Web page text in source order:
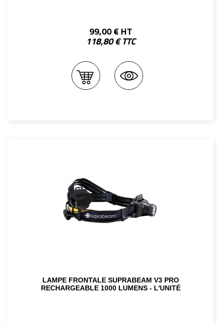
99,00 € HT
118,80 € TTC
LAMPE FRONTALE SUPRABEAM V3 PRO
RECHARGEABLE 1000 LUMENS - L'UNITÉ